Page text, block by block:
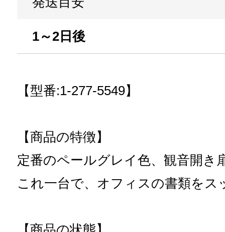
1～2日後
【型番:1-277-5549】
【商品の特徴】
定番のペールグレイ色、観音開き
これ一台で、オフィスの書類をス